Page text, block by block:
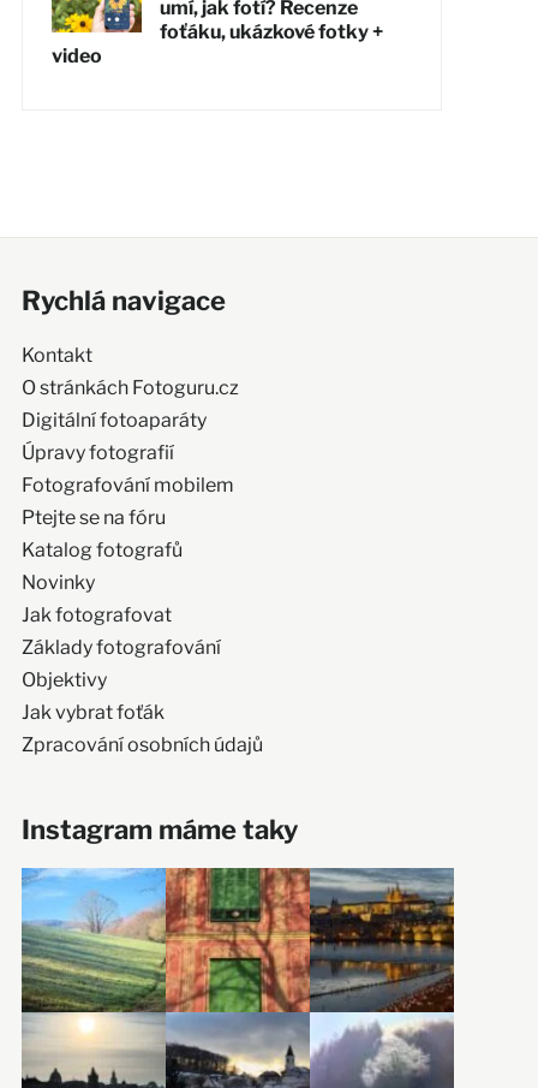
umí, jak fotí? Recenze
foťáku, ukázkové fotky +
video
Rychlá navigace
Kontakt
O stránkách Fotoguru.cz
Digitální fotoaparáty
Úpravy fotografií
Fotografování mobilem
Ptejte se na fóru
Katalog fotografů
Novinky
Jak fotografovat
Základy fotografování
Objektivy
Jak vybrat foťák
Zpracování osobních údajů
Instagram máme taky